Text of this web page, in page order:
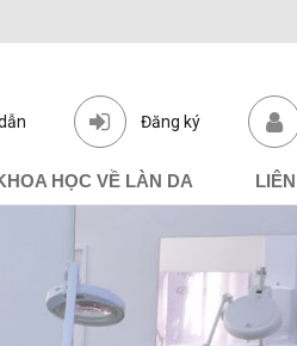
Đăng ký
HỌC VỀ LÀN DA